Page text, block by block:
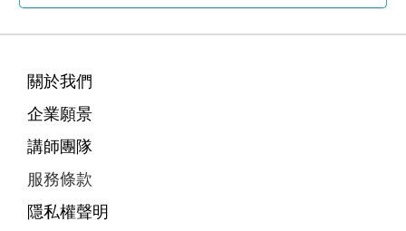
關於我們
企業願景
講師團隊
服務條款
隱私權聲明